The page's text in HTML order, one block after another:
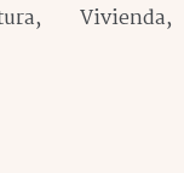
Vivienda,